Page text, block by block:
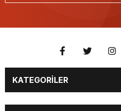
KATEGORİLER
EĞİTİM